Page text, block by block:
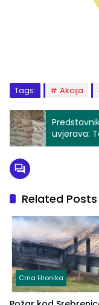
Tags: Akcija
uvjerava:
nestašice
Related Posts
Crna Hronika